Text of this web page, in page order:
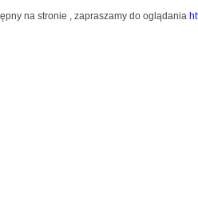
na stronie , zapraszamy do oglądania